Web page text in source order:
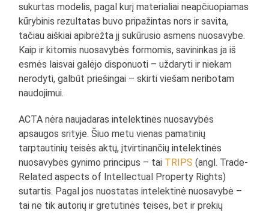
sukurtas modelis, pagal kurį materialiai neapčiuopiamas
kūrybinis rezultatas buvo pripažintas nors ir savita,
tačiau aiškiai apibrėžta jį sukūrusio asmens nuosavybe.
Kaip ir kitomis nuosavybės formomis, savininkas ja iš
esmės laisvai galėjo disponuoti – uždaryti ir niekam
nerodyti, galbūt priešingai – skirti viešam neribotam
naudojimui.
ACTA nėra naujadaras intelektinės nuosavybės
apsaugos srityje. Šiuo metu vienas pamatinių
tarptautinių teisės aktų, įtvirtinančių intelektinės
nuosavybės gynimo principus – tai TRIPS (angl. Trade-
Related aspects of Intellectual Property Rights)
sutartis. Pagal jos nuostatas intelektinė nuosavybė –
tai ne tik autorių ir gretutinės teisės, bet ir prekių